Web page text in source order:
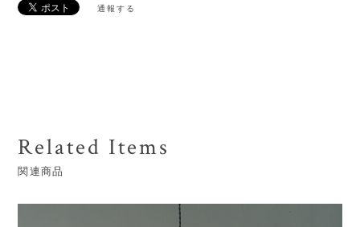
通報する
Related Items
関連商品